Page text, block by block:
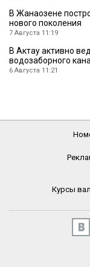
В Жанаозене
нового поколения
7 Августа 11:19
В Актау активно
водозаборного
6 Августа 11:21
Курсы